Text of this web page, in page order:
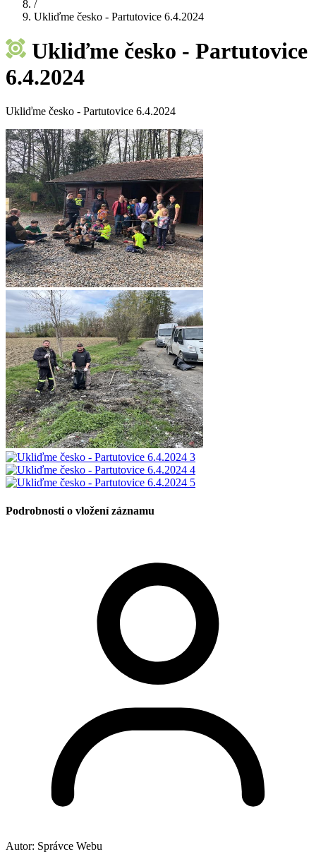
/
Ukliďme česko - Partutovice 6.4.2024
Ukliďme česko - Partutovice
6.4.2024
Ukliďme česko - Partutovice 6.4.2024
Podrobnosti o vložení záznamu
Autor: Správce Webu